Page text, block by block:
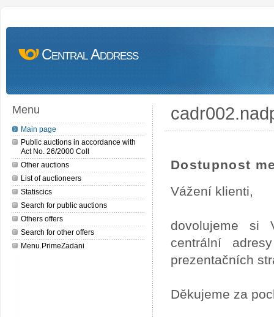
Central Address
Menu
Main page
Public auctions in accordance with
Act No. 26/2000 Coll
Other auctions
List of auctioneers
Statiscics
Search for public auctions
Others offers
Search for other offers
Menu.PrimeZadani
Dostupnost
Vážení klienti,
dovolujeme si
centrální
prezentačních
Děkujeme za